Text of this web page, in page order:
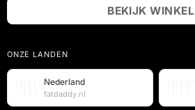
BEKIJK WINKEL
ONZE LANDEN
Nederland
fatdaddy.nl